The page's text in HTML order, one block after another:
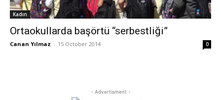
Kadın
Ortaokullarda başörtü “serbestliği”
Canan Yılmaz - 15 October 2014 0
- Advertisment -